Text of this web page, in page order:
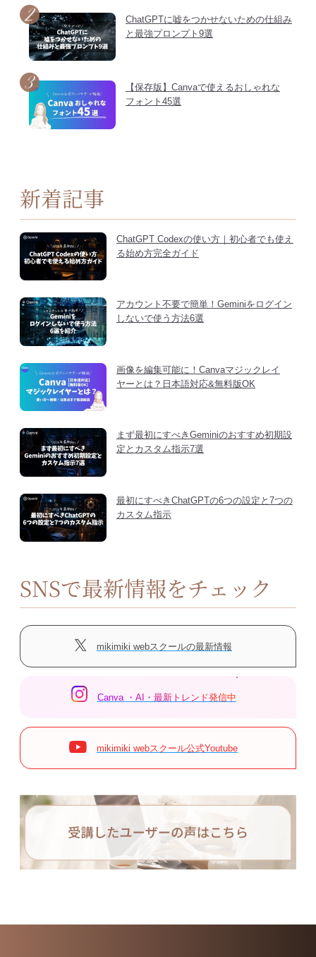
ChatGPTに嘘をつかせないための仕組み
と最強プロンプト9選
【保存版】Canvaで使えるおしゃれな
フォント45選
新着記事
ChatGPT Codexの使い方｜初心者でも使え
る始め方完全ガイド
アカウント不要で簡単！Geminiをログイン
しないで使う方法6選
画像を編集可能に！Canvaマジックレイ
ヤーとは？日本語対応&無料版OK
まず最初にすべきGeminiのおすすめ初期設
定とカスタム指示7選
最初にすべきChatGPTの6つの設定と7つの
カスタム指示
SNSで最新情報をチェック
mikimiki webスクールの最新情報
Canva ・AI・最新トレンド発信中
mikimiki webスクール公式Youtube